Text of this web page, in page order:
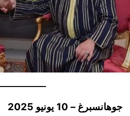
جوهانسبرغ – 10 يونيو 2025